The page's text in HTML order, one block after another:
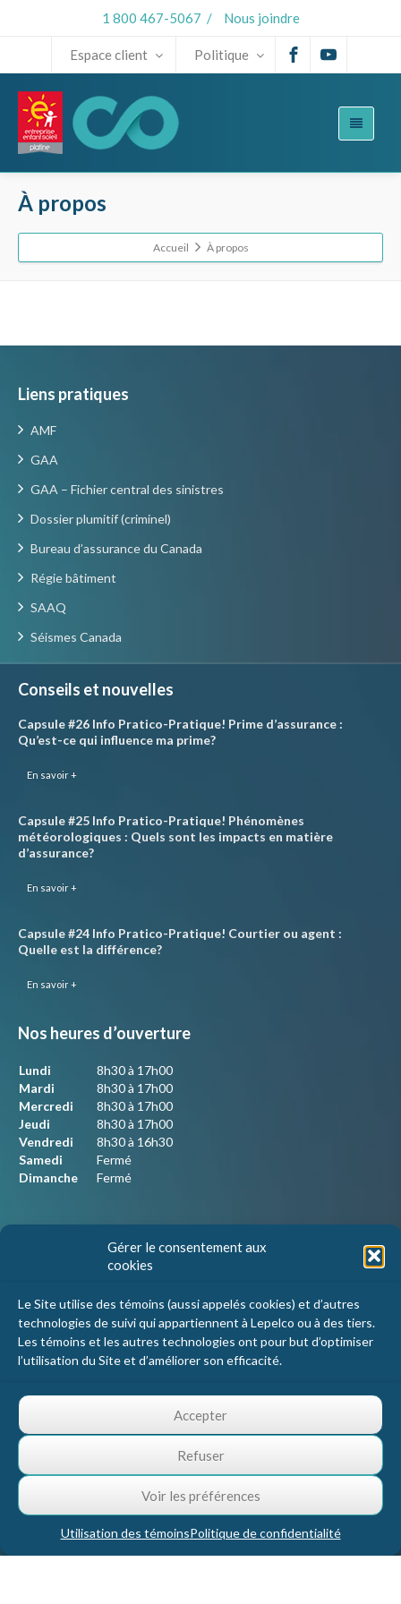
Gérer le consentement aux
cookies
Le Site utilise des témoins (aussi appelés cookies) et d’autres
technologies de suivi qui appartiennent à Lepelco ou à des tiers.
Les témoins et les autres technologies ont pour but d’optimiser
l’utilisation du Site et d’améliorer son efficacité.
Accepter
Refuser
Voir les préférences
Utilisation des témoinsPolitique de confidentialité
1 800 467-5067 / Nous joindre
Espace client Politique
À propos
Accueil À propos
Liens pratiques
AMF
GAA
GAA – Fichier central des sinistres
Dossier plumitif (criminel)
Bureau d’assurance du Canada
Régie bâtiment
SAAQ
Séismes Canada
Conseils et nouvelles
Capsule #26 Info Pratico-Pratique! Prime d’assurance :
Qu’est-ce qui influence ma prime?
En savoir +
Capsule #25 Info Pratico-Pratique! Phénomènes
météorologiques : Quels sont les impacts en matière
d’assurance?
En savoir +
Capsule #24 Info Pratico-Pratique! Courtier ou agent :
Quelle est la différence?
En savoir +
Nos heures d’ouverture
Lundi
8h30 à 17h00
Mardi
8h30 à 17h00
Mercredi
8h30 à 17h00
Jeudi
8h30 à 17h00
Vendredi
8h30 à 16h30
Samedi
Fermé
Dimanche
Fermé
Nous joindre
Saint-Mathieu-de-Beloeil, Qc
J3G 0R2
1 800 467-5067